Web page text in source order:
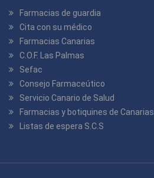
Farmacias de guardia
Cita con su médico
Farmacias Canarias
C.O.F. Las Palmas
Sefac
Consejo Farmaceútico
Servicio Canario de Salud
Farmacias y botiquines de Canarias
Listas de espera S.C.S